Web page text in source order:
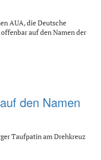
AUA, die Deutsche
auf den Namen der
den Namen
Taufpatin am Drehkreuz